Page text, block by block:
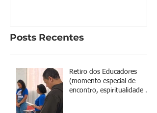
Posts Recentes
Retiro dos Educadores
(momento especial de
encontro, espiritualidade e